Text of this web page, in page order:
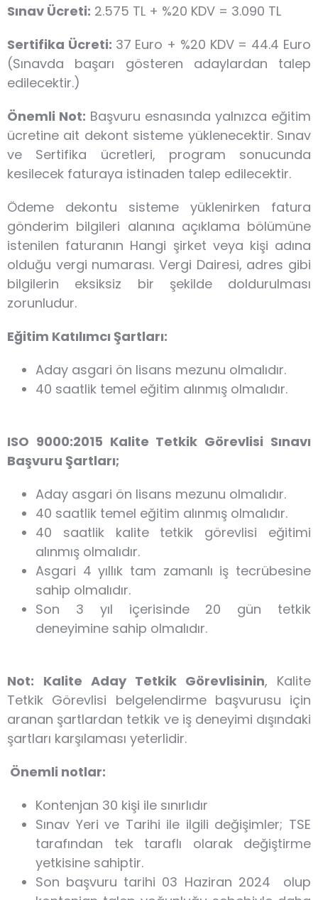
Sınav Ücreti: 2.575 TL + %20 KDV = 3.090 TL
Sertifika Ücreti: 37 Euro + %20 KDV = 44.4 Euro
(Sınavda başarı gösteren adaylardan talep
edilecektir.)
Önemli Not: Başvuru esnasında yalnızca eğitim
ücretine ait dekont sisteme yüklenecektir. Sınav
ve Sertifika ücretleri, program sonucunda
kesilecek faturaya istinaden talep edilecektir.
Ödeme dekontu sisteme yüklenirken fatura
gönderim bilgileri alanına açıklama bölümüne
istenilen faturanın Hangi şirket veya kişi adına
olduğu vergi numarası. Vergi Dairesi, adres gibi
bilgilerin eksiksiz bir şekilde doldurulması
zorunludur.
Eğitim Katılımcı Şartları:
Aday asgari ön lisans mezunu olmalıdır.
40 saatlik temel eğitim alınmış olmalıdır.
ISO 9000:2015 Kalite Tetkik Görevlisi Sınavı
Başvuru Şartları;
Aday asgari ön lisans mezunu olmalıdır.
40 saatlik temel eğitim alınmış olmalıdır.
40 saatlik kalite tetkik görevlisi eğitimi
alınmış olmalıdır.
Asgari 4 yıllık tam zamanlı iş tecrübesine
sahip olmalıdır.
Son 3 yıl içerisinde 20 gün tetkik
deneyimine sahip olmalıdır.
Not: Kalite Aday Tetkik Görevlisinin, Kalite
Tetkik Görevlisi belgelendirme başvurusu için
aranan şartlardan tetkik ve iş deneyimi dışındaki
şartları karşılaması yeterlidir.
Önemli notlar:
Kontenjan 30 kişi ile sınırlıdır
Sınav Yeri ve Tarihi ile ilgili değişimler; TSE
tarafından tek taraflı olarak değiştirme
yetkisine sahiptir.
Son başvuru tarihi 03 Haziran 2024 olup